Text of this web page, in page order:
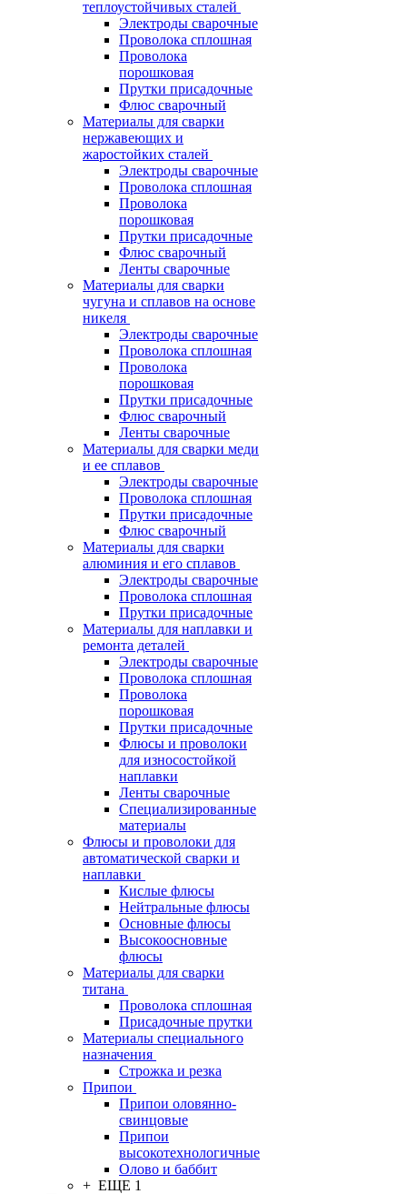
теплоустойчивых сталей
Электроды сварочные
Проволока сплошная
Проволока
порошковая
Прутки присадочные
Флюс сварочный
Материалы для сварки
нержавеющих и
жаростойких сталей
Электроды сварочные
Проволока сплошная
Проволока
порошковая
Прутки присадочные
Флюс сварочный
Ленты сварочные
Материалы для сварки
чугуна и сплавов на основе
никеля
Электроды сварочные
Проволока сплошная
Проволока
порошковая
Прутки присадочные
Флюс сварочный
Ленты сварочные
Материалы для сварки меди
и ее сплавов
Электроды сварочные
Проволока сплошная
Прутки присадочные
Флюс сварочный
Материалы для сварки
алюминия и его сплавов
Электроды сварочные
Проволока сплошная
Прутки присадочные
Материалы для наплавки и
ремонта деталей
Электроды сварочные
Проволока сплошная
Проволока
порошковая
Прутки присадочные
Флюсы и проволоки
для износостойкой
наплавки
Ленты сварочные
Специализированные
материалы
Флюсы и проволоки для
автоматической сварки и
наплавки
Кислые флюсы
Нейтральные флюсы
Основные флюсы
Высокоосновные
флюсы
Материалы для сварки
титана
Проволока сплошная
Присадочные прутки
Материалы специального
назначения
Строжка и резка
Припои
Припои оловянно-
свинцовые
Припои
высокотехнологичные
Олово и баббит
+ ЕЩЕ 1